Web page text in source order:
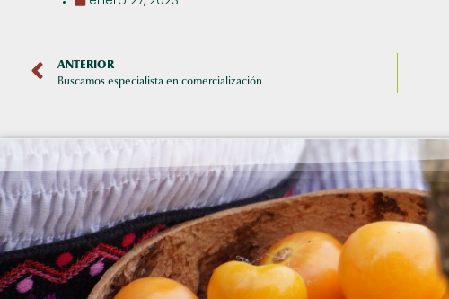
ANTERIOR
Buscamos especialista en comercialización